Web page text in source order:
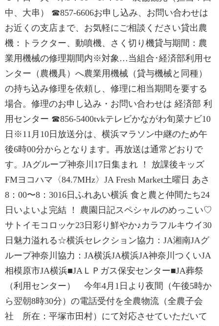
中、大串） ☎857-6606お申し込み、お問い合わせは
お近くの支店まで、お気軽にご相談ください貸出農
機：トラクター、動噴機、さく切り機貸与期間：農
業用機械の修理期間内※対象…当組合･経済部利用セ
ンター（農機具）へ農業用機械（貸与機械と同種）
の持ち込み修理を依頼し、修理に相当期間を要する
場合。修理のお申し込み・お問い合わせは 経済部 利
用センター ☎856-5400tvkテレビかながわ旬菜ナビ10
日※11月10日放送分は、横浜マラソン中継のため午
後6時00分からとなります。再放送は通常どおりで
す。JAグループ神奈川17日集まれ ！ 放課後キッズ
FMヨコハマ〈84.7MHz〉JA Fresh Market土曜日 あさ
8：00〜8：3016日ふれあい横浜 食と農と仲間たち24
日いよいよ完結 ！ 農園日記スペシャルのめっこい♡
サトイモコロッケ23日彩り鮮やか♪カラフルキウイ30
日魅力溢れる☆横浜セレクション協力：JA湘南JAグ
ループ神奈川協力：JA横浜JA横浜JA神奈川つくいJA
相模原市JA横浜■JAＬＰガス保安センター■JA葬祭
（利用センター） 今年4月1日より夜間（午後5時か
ら翌朝8時30分）の電話受付を全農物流（全農子会
社 所在：平塚市田村）にて対応させていただいて